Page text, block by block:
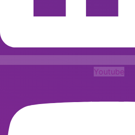
Youtube